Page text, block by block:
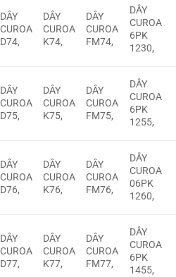
DÂY
CUROA
D74,
DÂY
CUROA
K74,
DÂY
CUROA
FM74,
DÂY
CUROA
6PK
1230,
DÂY
CUROA
D75,
DÂY
CUROA
K75,
DÂY
CUROA
FM75,
DÂY
CUROA
6PK
1255,
DÂY
CUROA
D76,
DÂY
CUROA
K76,
DÂY
CUROA
FM76,
DÂY
CUROA
06PK
1260,
DÂY
CUROA
D77,
DÂY
CUROA
K77,
DÂY
CUROA
FM77,
DÂY
CUROA
6PK
1455,